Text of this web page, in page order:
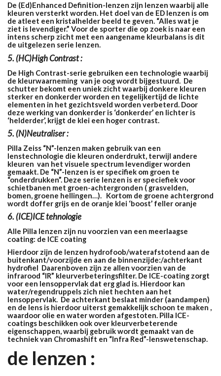
De (Ed)Enhanced Definition-lenzen zijn lenzen waarbij alle
kleuren versterkt worden. Het doel van de ED lenzen is om
de atleet een kristalhelder beeld te geven. “Alles wat je
ziet is levendiger.” Voor de sporter die op zoek is naar een
intens scherp zicht met een aangename kleurbalans is dit
de uitgelezen serie lenzen.
5. (HC)High Contrast :
De High Contrast-serie gebruiken een technologie waarbij
de kleurwaarneming van je oog wordt bijgestuurd. De
schutter bekomt een uniek zicht waarbij donkere kleuren
sterker en donkerder worden en tegelijkertijd de lichte
elementen in het gezichtsveld worden verbeterd. Door
deze werking van donkerder is ‘donkerder’ en lichter is
‘helderder’, krijgt de klei een hoger contrast
5. (N)Neutraliser :
Pilla Zeiss “N”-lenzen maken gebruik van een
lenstechnologie die kleuren onderdrukt, terwijl andere
kleuren van het visuele spectrum levendiger worden
gemaakt. De “N”-lenzen is er specifiek om groen te
“onderdrukken”. Deze serie lenzen is er speciefiek voor
schietbanen met groen-achtergronden ( grasvelden,
bomen, groene hellingen…). Kortom de groene achtergrond
wordt doffer grijs en de oranje klei ‘boost’ feller oranje
6. (ICE)ICE tehnologie
Alle Pilla lenzen zijn nu voorzien van een meerlaagse
coating: de ICE coating
Hierdoor zijn de lenzen hydrofoob/waterafstotend aan de
buitenkant/voorzijde en aan de binnenzijde:/achterkant
hydrofiel Daarenboven zijn ze allen voorzien van de
infrarood “IR” kleurverbeteringsfilter. De ICE-coating zorgt
voor een lensoppervlak dat erg glad is. Hierdoor kan
water/regendruppels zich niet hechten aan het
lensoppervlak. De achterkant beslaat minder (aandampen)
en de lens is hierdoor uiterst gemakkelijk schoon te maken ,
waardoor olie en water worden afgestoten. Pilla ICE-
coatings beschikken ook over kleurverbeterende
eigenschappen, waarbij gebruik wordt gemaakt van de
techniek van Chromashift en “Infra Red”-lenswetenschap.
de lenzen :